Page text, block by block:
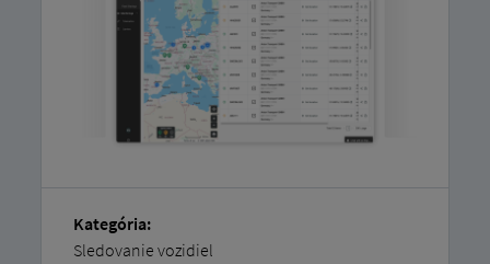
Kategória:
Sledovanie vozidiel